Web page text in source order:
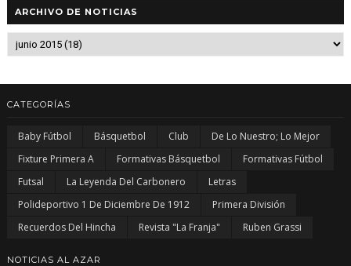
ARCHIVO DE NOTICIAS
CATEGORÍAS
Baby Fútbol Básquetbol Club
De Lo Nuestro; Lo Mejor
Fixture Primera A
Formativas Básquetbol
Formativas Fútbol
Futsal
La Leyenda Del Carbonero
Letras
Polideportivo 1 De Diciembre De 1912
Primera División
Recuerdos Del Hincha
Revista "La Franja" Ruben Grassi
NOTICIAS AL AZAR